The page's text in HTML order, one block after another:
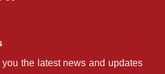
the latest news and updates